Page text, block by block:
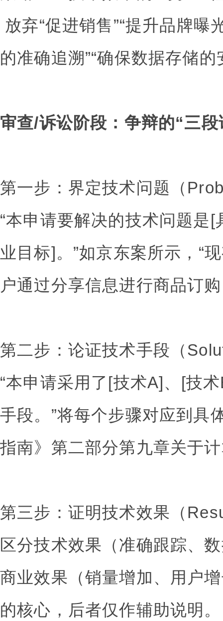
放弃“促进销售”“提升品牌曝
的准确追溯”“确保数据存储的
审查/诉讼阶段：争辩的“三段
第一步：界定技术问题（
“本申请要解决的技术问题是
业目标]。”如京东案所示，“
户通过分享信息进行商品订
第二步：论证技术手段（
“本申请采用了[技术A]、[技
手段。”将每个步骤对应到具
指南》第二部分第九章关于
第三步：证明技术效果（
区分技术效果（准确跟踪、
商业效果（销量增加、用户
的核心，后者仅作辅助说明。